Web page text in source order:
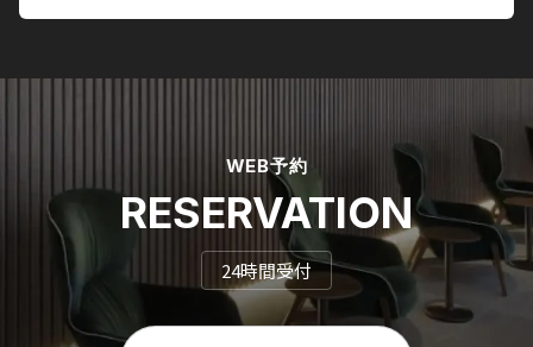
WEB予約
RESERVATION
24時間受付